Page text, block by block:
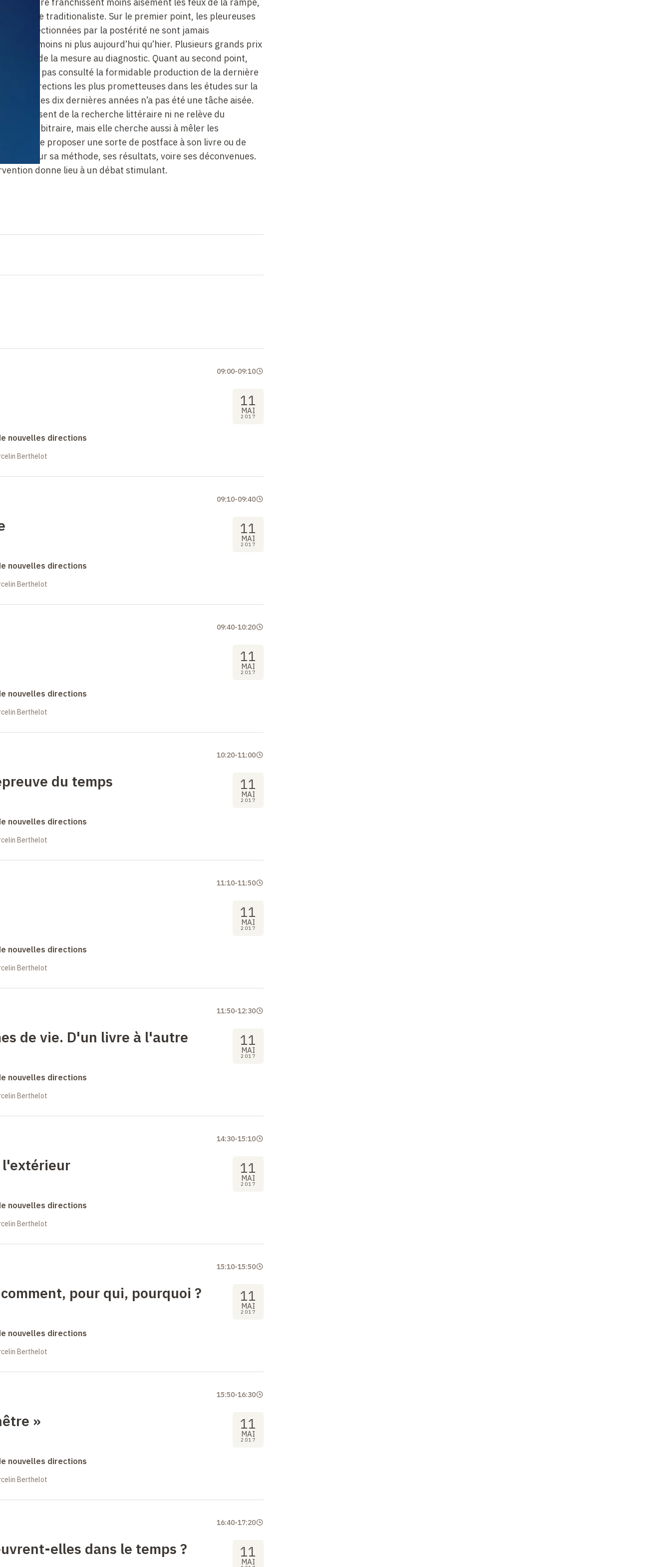
littéraire franchissent moins aisément les feux de la rampe,
rengaine traditionaliste. Sur le premier point, les pleureuses
sélectionnées par la postérité ne sont jamais
en a ni moins ni plus aujourd’hui qu’hier. Plusieurs grands prix
de la mesure au diagnostic. Quant au second point,
n’ont-ils pas consulté la formidable production de la dernière
des directions les plus prometteuses dans les études sur la
des dix dernières années n’a pas été une tâche aisée.
présent de la recherche littéraire ni ne relève du
arbitraire, mais elle cherche aussi à mêler les
de proposer une sorte de postface à son livre ou de
sur sa méthode, ses résultats, voire ses déconvenues.
donne lieu à un débat stimulant.
11
MAI
2017
09:00-09:10
nouvelles directions
Berthelot
11
MAI
2017
09:10-09:40
nouvelles directions
Berthelot
11
MAI
2017
09:40-10:20
nouvelles directions
Berthelot
du temps 11
MAI
2017
10:20-11:00
nouvelles directions
Berthelot
11
MAI
2017
11:10-11:50
nouvelles directions
Berthelot
de vie. D'un livre à l'autre 11
MAI
2017
11:50-12:30
nouvelles directions
Berthelot
11
MAI
2017
14:30-15:10
nouvelles directions
Berthelot
pour qui, pourquoi ? 11
MAI
2017
15:10-15:50
nouvelles directions
Berthelot
» 11
MAI
2017
15:50-16:30
nouvelles directions
Berthelot
elles dans le temps ? 11
MAI
16:40-17:20